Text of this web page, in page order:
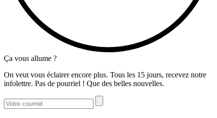
Ça vous allume ?
On veut vous éclairer encore plus. Tous les 15 jours, recevez notre
infolettre. Pas de pourriel ! Que des belles nouvelles.